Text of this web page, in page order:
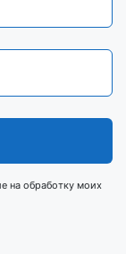
на обработку моих